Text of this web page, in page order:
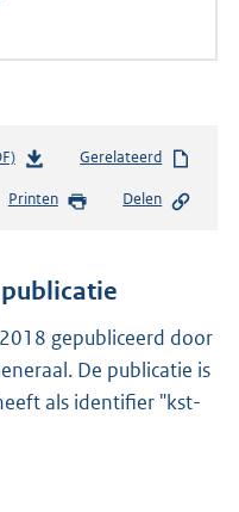
b
s
n
s
r
o
Gerelateerd
Printen Delen
gepubliceerd door
De publicatie is
als identifier "kst-